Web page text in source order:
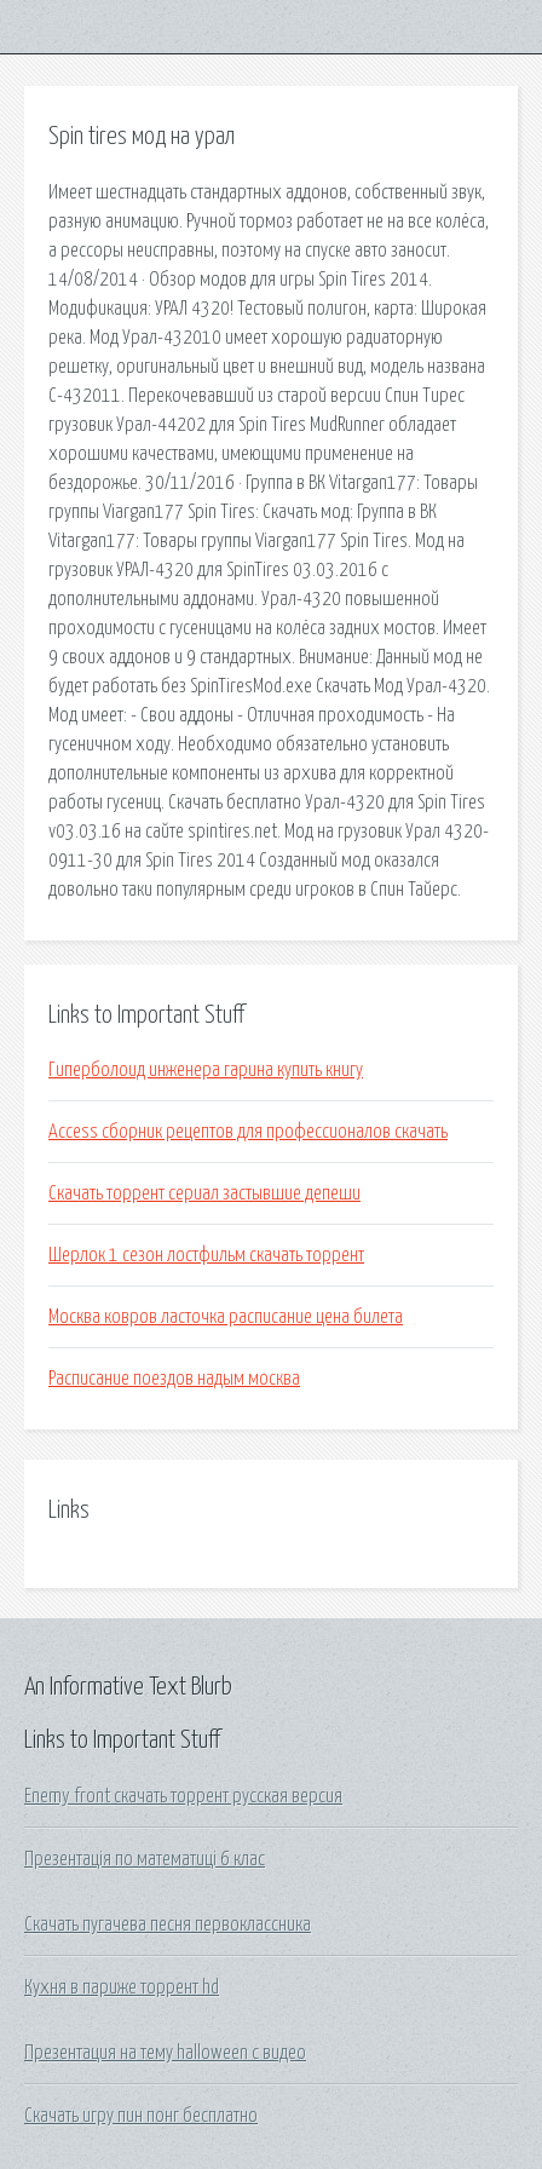
Spin tires мод на урал
Имеет шестнадцать стандартных аддонов, собственный звук,
разную анимацию. Ручной тормоз работает не на все колёса,
а рессоры неисправны, поэтому на спуске авто заносит.
14/08/2014 · Обзор модов для игры Spin Tires 2014.
Модификация: УРАЛ 4320! Тестовый полигон, карта: Широкая
река. Мод Урал-432010 имеет хорошую радиаторную
решетку, оригинальный цвет и внешний вид, модель названа
С-432011. Перекочевавший из старой версии Спин Тирес
грузовик Урал-44202 для Spin Tires MudRunner обладает
хорошими качествами, имеющими применение на
бездорожье. 30/11/2016 · Группа в ВК Vitargan177: Товары
группы Viargan177 Spin Tires: Скачать мод: Группа в ВК
Vitargan177: Товары группы Viargan177 Spin Tires. Мод на
грузовик УРАЛ-4320 для SpinTires 03.03.2016 с
дополнительными аддонами. Урал-4320 повышенной
проходимости с гусеницами на колёса задних мостов. Имеет
9 своих аддонов и 9 стандартных. Внимание: Данный мод не
будет работать без SpinTiresMod.exe Скачать Мод Урал-4320.
Мод имеет: - Свои аддоны - Отличная проходимость - На
гусеничном ходу. Необходимо обязательно установить
дополнительные компоненты из архива для корректной
работы гусениц. Скачать бесплатно Урал-4320 для Spin Tires
v03.03.16 на сайте spintires.net. Мод на грузовик Урал 4320-
0911-30 для Spin Tires 2014 Созданный мод оказался
довольно таки популярным среди игроков в Спин Тайерс.
Links to Important Stuff
Гиперболоид инженера гарина купить книгу
Access сборник рецептов для профессионалов скачать
Скачать торрент сериал застывшие депеши
Шерлок 1 сезон лостфильм скачать торрент
Москва ковров ласточка расписание цена билета
Расписание поездов надым москва
Links
Links to Important Stuff
Enemy front скачать торрент русская версия
Презентація по математиці 6 клас
Скачать пугачева песня первоклассника
Кухня в париже торрент hd
Презентация на тему halloween с видео
Скачать игру пин понг бесплатно
An Informative Text Blurb